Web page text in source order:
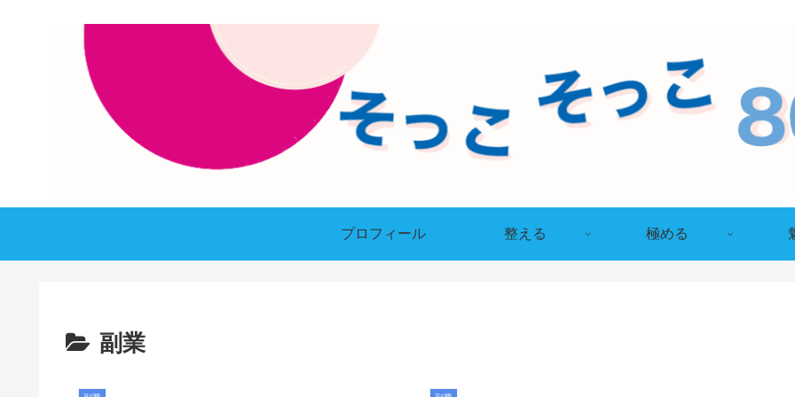
プロフィール 整える 極める
副業